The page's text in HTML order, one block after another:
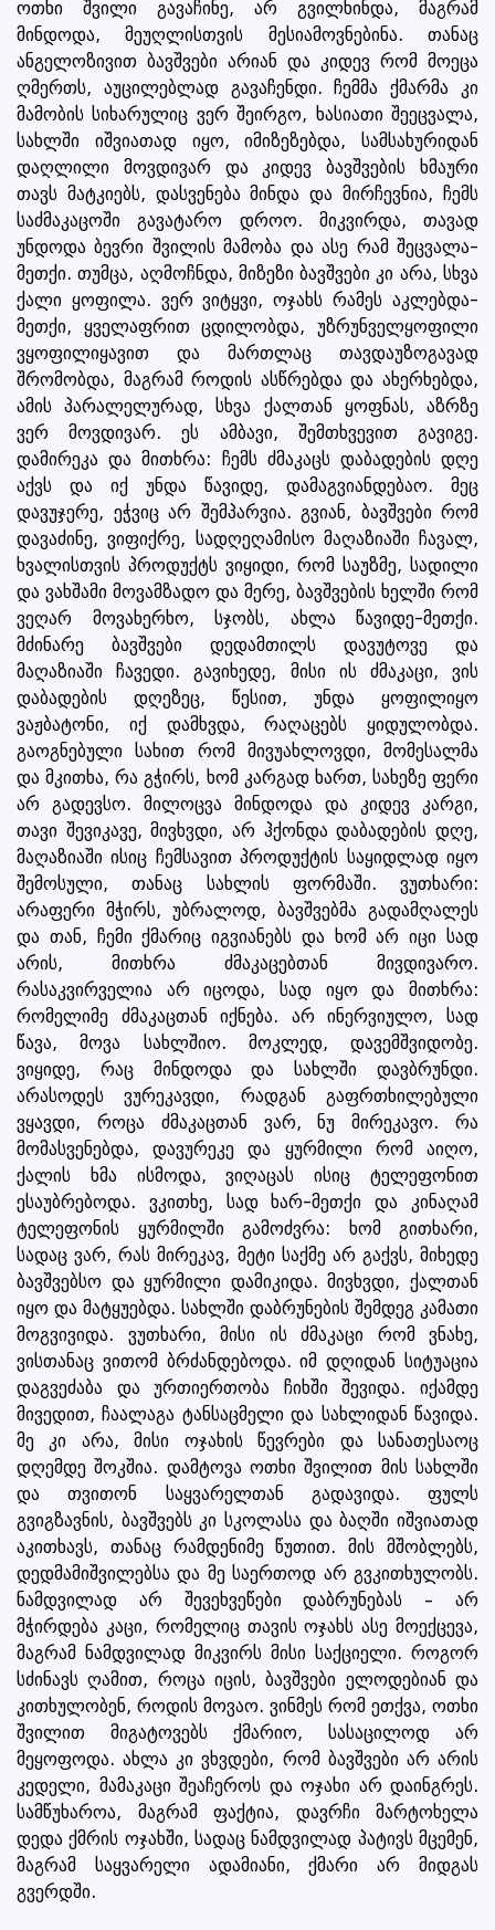
ოთხი შვილი გავაჩინე, არ გვილხინდა, მაგრამ
მინდოდა, მეუღლისთვის მესიამოვნებინა. თანაც
ანგელოზივით ბავშვები არიან და კიდევ რომ მოეცა
ღმერთს, აუცილებლად გავაჩენდი. ჩემმა ქმარმა კი
მამობის სიხარულიც ვერ შეირგო, ხასიათი შეეცვალა,
სახლში იშვიათად იყო, იმიზეზებდა, სამსახურიდან
დაღლილი მოვდივარ და კიდევ ბავშვების ხმაური
თავს მატკიებს, დასვენება მინდა და მირჩევნია, ჩემს
საძმაკაცოში გავატარო დროო. მიკვირდა, თავად
უნდოდა ბევრი შვილის მამობა და ასე რამ შეცვალა-
მეთქი. თუმცა, აღმოჩნდა, მიზეზი ბავშვები კი არა, სხვა
ქალი ყოფილა. ვერ ვიტყვი, ოჯახს რამეს აკლებდა-
მეთქი, ყველაფრით ცდილობდა, უზრუნველყოფილი
ვყოფილიყავით და მართლაც თავდაუზოგავად
შრომობდა, მაგრამ როდის ასწრებდა და ახერხებდა,
ამის პარალელურად, სხვა ქალთან ყოფნას, აზრზე
ვერ მოვდივარ. ეს ამბავი, შემთხვევით გავიგე.
დამირეკა და მითხრა: ჩემს ძმაკაცს დაბადების დღე
აქვს და იქ უნდა წავიდე, დამაგვიანდებაო. მეც
დავუჯერე, ეჭვიც არ შემპარვია. გვიან, ბავშვები რომ
დავაძინე, ვიფიქრე, სადღეღამისო მაღაზიაში ჩავალ,
ხვალისთვის პროდუქტს ვიყიდი, რომ საუზმე, სადილი
და ვახშამი მოვამზადო და მერე, ბავშვების ხელში რომ
ვეღარ მოვახერხო, სჯობს, ახლა წავიდე-მეთქი.
მძინარე ბავშვები დედამთილს დავუტოვე და
მაღაზიაში ჩავედი. გავიხედე, მისი ის ძმაკაცი, ვის
დაბადების დღეზეც, წესით, უნდა ყოფილიყო
ვაჟბატონი, იქ დამხვდა, რაღაცებს ყიდულობდა.
გაოგნებული სახით რომ მივუახლოვდი, მომესალმა
და მკითხა, რა გჭირს, ხომ კარგად ხართ, სახეზე ფერი
არ გადევსო. მილოცვა მინდოდა და კიდევ კარგი,
თავი შევიკავე, მივხვდი, არ ჰქონდა დაბადების დღე,
მაღაზიაში ისიც ჩემსავით პროდუქტის საყიდლად იყო
შემოსული, თანაც სახლის ფორმაში. ვუთხარი:
არაფერი მჭირს, უბრალოდ, ბავშვებმა გადამღალეს
და თან, ჩემი ქმარიც იგვიანებს და ხომ არ იცი სად
არის, მითხრა ძმაკაცებთან მივდივარო.
რასაკვირველია არ იცოდა, სად იყო და მითხრა:
რომელიმე ძმაკაცთან იქნება. არ ინერვიულო, სად
წავა, მოვა სახლშიო. მოკლედ, დავემშვიდობე.
ვიყიდე, რაც მინდოდა და სახლში დავბრუნდი.
არასოდეს ვურეკავდი, რადგან გაფრთხილებული
ვყავდი, როცა ძმაკაცთან ვარ, ნუ მირეკავო. რა
მომასვენებდა, დავურეკე და ყურმილი რომ აიღო,
ქალის ხმა ისმოდა, ვიღაცას ისიც ტელეფონით
ესაუბრებოდა. ვკითხე, სად ხარ-მეთქი და კინაღამ
ტელეფონის ყურმილში გამოძვრა: ხომ გითხარი,
სადაც ვარ, რას მირეკავ, მეტი საქმე არ გაქვს, მიხედე
ბავშვებსო და ყურმილი დამიკიდა. მივხვდი, ქალთან
იყო და მატყუებდა. სახლში დაბრუნების შემდეგ კამათი
მოგვივიდა. ვუთხარი, მისი ის ძმაკაცი რომ ვნახე,
ვისთანაც ვითომ ბრძანდებოდა. იმ დღიდან სიტუაცია
დაგვეძაბა და ურთიერთობა ჩიხში შევიდა. იქამდე
მივედით, ჩაალაგა ტანსაცმელი და სახლიდან წავიდა.
მე კი არა, მისი ოჯახის წევრები და სანათესაოც
დღემდე შოკშია. დამტოვა ოთხი შვილით მის სახლში
და თვითონ საყვარელთან გადავიდა. ფულს
გვიგზავნის, ბავშვებს კი სკოლასა და ბაღში იშვიათად
აკითხავს, თანაც რამდენიმე წუთით. მის მშობლებს,
დედმამიშვილებსა და მე საერთოდ არ გვკითხულობს.
ნამდვილად არ შევეხვეწები დაბრუნებას – არ
მჭირდება კაცი, რომელიც თავის ოჯახს ასე მოექცევა,
მაგრამ ნამდვილად მიკვირს მისი საქციელი. როგორ
სძინავს ღამით, როცა იცის, ბავშვები ელოდებიან და
კითხულობენ, როდის მოვაო. ვინმეს რომ ეთქვა, ოთხი
შვილით მიგატოვებს ქმარიო, სასაცილოდ არ
მეყოფოდა. ახლა კი ვხვდები, რომ ბავშვები არ არის
კედელი, მამაკაცი შეაჩეროს და ოჯახი არ დაინგრეს.
სამწუხაროა, მაგრამ ფაქტია, დავრჩი მარტოხელა
დედა ქმრის ოჯახში, სადაც ნამდვილად პატივს მცემენ,
მაგრამ საყვარელი ადამიანი, ქმარი არ მიდგას
გვერდში.